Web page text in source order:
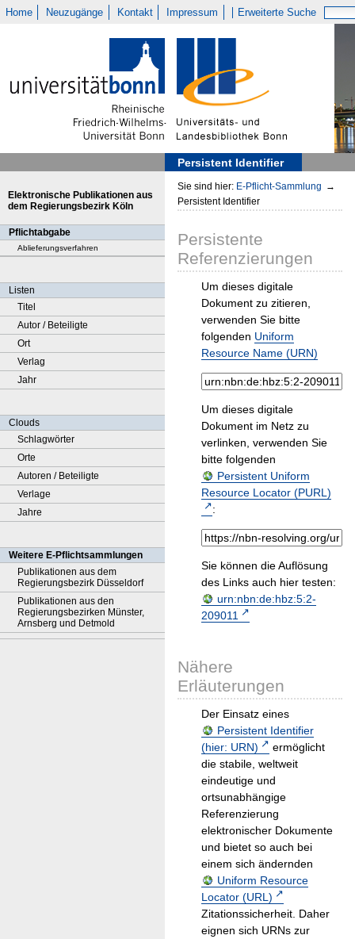
Home Neuzugänge Kontakt Impressum Erweiterte Suche
Persistent Identifier
Elektronische Publikationen aus
dem Regierungsbezirk Köln
Pflichtabgabe
Ablieferungsverfahren
Listen
Titel
Autor / Beteiligte
Ort
Verlag
Jahr
Clouds
Schlagwörter
Orte
Autoren / Beteiligte
Verlage
Jahre
Weitere E-Pflichtsammlungen
Publikationen aus dem
Regierungsbezirk Düsseldorf
Publikationen aus den
Regierungsbezirken Münster,
Arnsberg und Detmold
Sie sind hier: E-Pflicht-Sammlung →
Persistent Identifier
Persistente
Referenzierungen
Um dieses digitale
Dokument zu zitieren,
verwenden Sie bitte
folgenden Uniform
Resource Name (URN)
Um dieses digitale
Dokument im Netz zu
verlinken, verwenden Sie
bitte folgenden
Persistent Uniform
Resource Locator (PURL)
:
Sie können die Auflösung
des Links auch hier testen:
urn:nbn:de:hbz:5:2-
209011
Nähere
Erläuterungen
Der Einsatz eines
Persistent Identifier
(hier: URN)
ermöglicht
die stabile, weltweit
eindeutige und
ortsunabhängige
Referenzierung
elektronischer Dokumente
und bietet so auch bei
einem sich ändernden
Uniform Resource
Locator (URL)
Zitationssicherheit. Daher
eignen sich URNs zur